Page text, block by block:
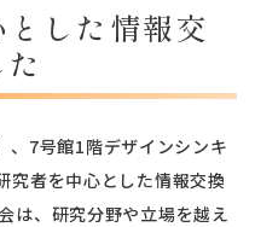
した情報交
7号館1階デザインシンキ
究者を中心とした情報交換
は、研究分野や立場を越え